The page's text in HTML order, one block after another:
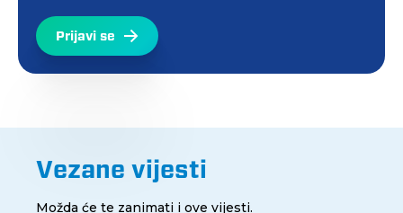
Prijavi se
Vezane vijesti
Možda će te zanimati i ove vijesti.